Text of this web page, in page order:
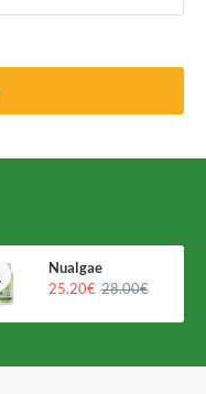
Nualgae
25.20€ 28.00€